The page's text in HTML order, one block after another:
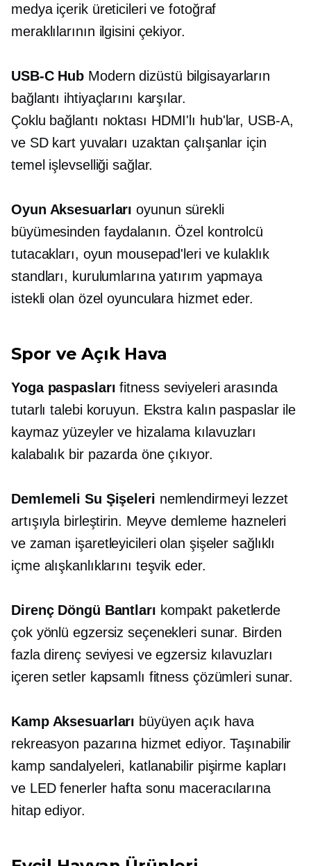
medya içerik üreticileri ve fotoğraf
meraklılarının ilgisini çekiyor.
USB-CHub Modern dizüstü bilgisayarların
bağlantı ihtiyaçlarını karşılar.
Çoklu bağlantı noktası HDMI'lı hub'lar, USB-A,
ve SD kart yuvaları uzaktan çalışanlar için
temel işlevselliği sağlar.
Oyun Aksesuarları oyunun sürekli
büyümesinden faydalanın. Özel kontrolcü
tutacakları, oyun mousepad'leri ve kulaklık
standları, kurulumlarına yatırım yapmaya
istekli olan özel oyunculara hizmet eder.
Spor ve Açık Hava
Yoga paspasları fitness seviyeleri arasında
tutarlı talebi koruyun. Ekstra kalın paspaslar ile
kaymaz yüzeyler ve hizalama kılavuzları
kalabalık bir pazarda öne çıkıyor.
Demlemeli Su Şişeleri nemlendirmeyi lezzet
artışıyla birleştirin. Meyve demleme hazneleri
ve zaman işaretleyicileri olan şişeler sağlıklı
içme alışkanlıklarını teşvik eder.
Direnç Döngü Bantları kompakt paketlerde
çok yönlü egzersiz seçenekleri sunar. Birden
fazla direnç seviyesi ve egzersiz kılavuzları
içeren setler kapsamlı fitness çözümleri sunar.
Kamp Aksesuarları büyüyen açık hava
rekreasyon pazarına hizmet ediyor. Taşınabilir
kamp sandalyeleri, katlanabilir pişirme kapları
ve LED fenerler hafta sonu maceracılarına
hitap ediyor.